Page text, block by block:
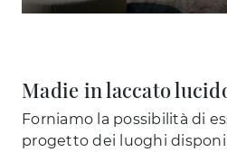
Madie in laccato
Forniamo la possibilità di
progetto dei luoghi